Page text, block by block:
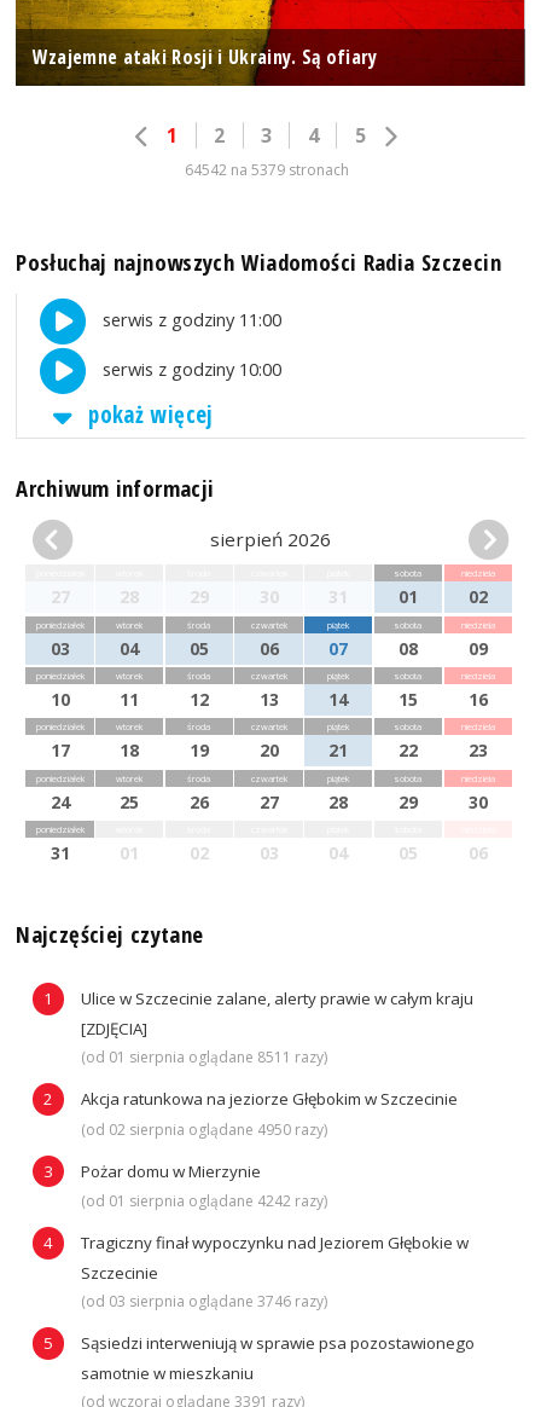
Wzajemne ataki Rosji i Ukrainy. Są ofiary
1 2 3 4 5
64542 na 5379 stronach
Posłuchaj najnowszych Wiadomości Radia Szczecin
serwis z godziny 11:00
serwis z godziny 10:00
pokaż więcej
Archiwum informacji
sierpień 2026
27 28 29 30 31
sobota
01
niedziela
02
poniedziałek
03
wtorek
04
środa
05
czwartek
06
piątek
07
sobota
08
niedziela
09
poniedziałek
10
wtorek
11
środa
12
czwartek
13
piątek
14
sobota
15
niedziela
16
poniedziałek
17
wtorek
18
środa
19
czwartek
20
piątek
21
sobota
22
niedziela
23
poniedziałek
24
wtorek
25
środa
26
czwartek
27
piątek
28
sobota
29
niedziela
30
poniedziałek
31 01 02 03 04 05 06
Najczęściej czytane
Ulice w Szczecinie zalane, alerty prawie w całym kraju
[ZDJĘCIA]
(od 01 sierpnia oglądane 8511 razy)
Akcja ratunkowa na jeziorze Głębokim w Szczecinie
(od 02 sierpnia oglądane 4950 razy)
Pożar domu w Mierzynie
(od 01 sierpnia oglądane 4242 razy)
Tragiczny finał wypoczynku nad Jeziorem Głębokie w
Szczecinie
(od 03 sierpnia oglądane 3746 razy)
Sąsiedzi interweniują w sprawie psa pozostawionego
samotnie w mieszkaniu
(od wczoraj oglądane 3391 razy)